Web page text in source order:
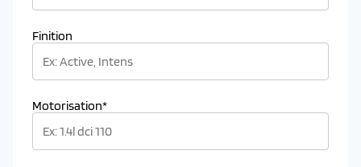
Finition
Motorisation*